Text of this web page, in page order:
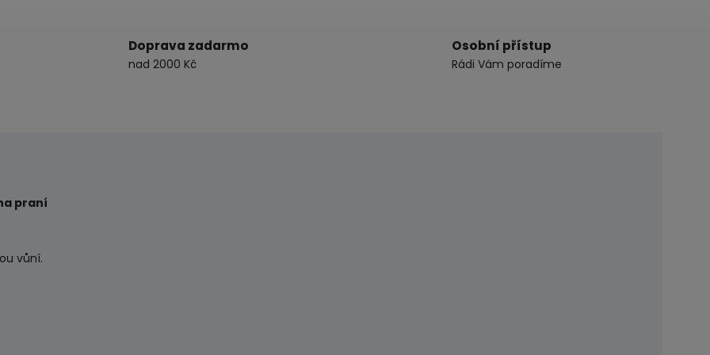
Doprava zadarmo
nad 2000 Kč
Osobní přístup
Rádi Vám poradíme
praní
vůní.